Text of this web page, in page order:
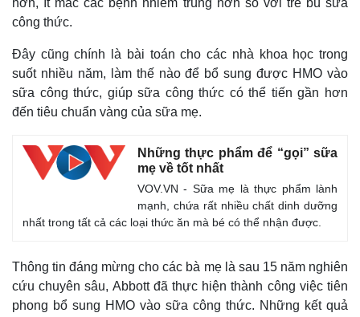
hơn, ít mắc các bệnh nhiễm trùng hơn so với trẻ bú sữa
công thức.
Đây cũng chính là bài toán cho các nhà khoa học trong
suốt nhiều năm, làm thế nào để bổ sung được HMO vào
sữa công thức, giúp sữa công thức có thể tiến gần hơn
đến tiêu chuẩn vàng của sữa mẹ.
Những thực phẩm để “gọi” sữa
mẹ về tốt nhất
VOV.VN - Sữa mẹ là thực phẩm lành
mạnh, chứa rất nhiều chất dinh dưỡng
nhất trong tất cả các loại thức ăn mà bé có thể nhận được.
Thông tin đáng mừng cho các bà mẹ là sau 15 năm nghiên
cứu chuyên sâu, Abbott đã thực hiện thành công việc tiên
phong bổ sung HMO vào sữa công thức. Những kết quả